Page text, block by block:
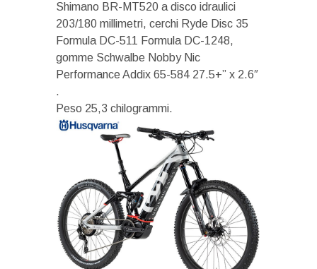
Shimano BR-MT520 a disco idraulici
203/180 millimetri, cerchi Ryde Disc 35
Formula DC-511 Formula DC-1248,
gomme Schwalbe Nobby Nic
Performance Addix 65-584 27.5+” x 2.6″
.
Peso 25,3 chilogrammi.